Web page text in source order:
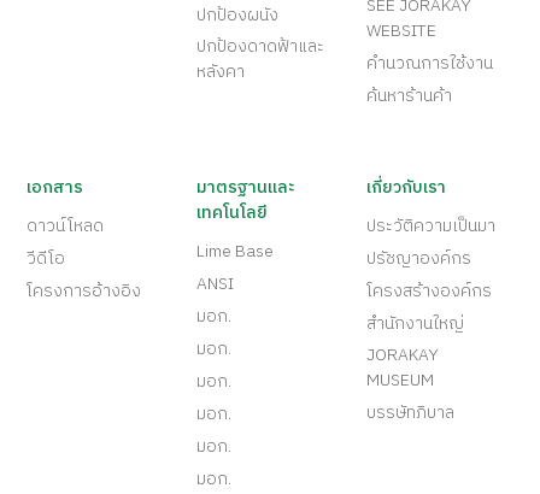
ปกป้องผนัง
ปกป้องดาดฟ้าและ
หลังคา
WEBSITE
คำนวณการใช้งาน
ค้นหาร้านค้า
เอกสาร
ดาวน์โหลด
วีดีโอ
โครงการอ้างอิง
มาตรฐานและ
เทคโนโลยี
Lime Base
ANSI
มอก.
มอก.
มอก.
มอก.
มอก.
มอก.
เกี่ยวกับเรา
ประวัติความเป็นมา
ปรัชญาองค์กร
โครงสร้างองค์กร
สำนักงานใหญ่
JORAKAY
MUSEUM
บรรษัทภิบาล